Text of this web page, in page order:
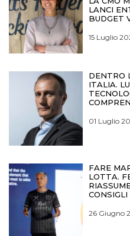
LANCI
BUDGET
15 Luglio
DENTRO
ITALIA.
01 Luglio
FARE
LOTTA.
26 Giugno